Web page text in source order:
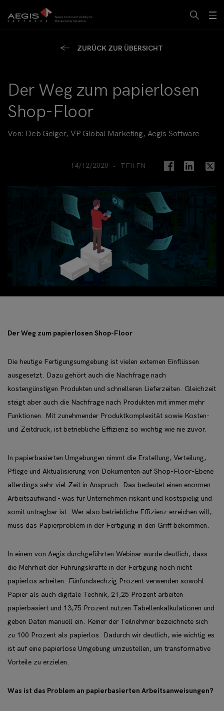
ZURÜCK ZUR ÜBERSICHT
Der Weg zum papierlosen
Shop-Floor
Von: Deb Geiger, VP Global Marketing, Aegis Software
TEILEN:
14/12/2020
Der Weg zum papierlosen Shop-Floor
Die heutige Fertigungsumgebung ist vielen externen Einflüssen
ausgesetzt. Dazu gehört auch die Nachfrage nach
kostengünstigen Produkten und schnelleren Lieferzeiten. Gleichzeit
steigt aber auch die Nachfrage nach Produkten mit immer mehr
Funktionen. Mit zunehmender Produktkomplexität sowie Kosten-
und Zeitdruck, ist betriebliche Effizienz so wichtig wie nie zuvor.
In papierbasierten Umgebungen nimmt die Erstellung, Verteilung,
Pflege und Aktualisierung von Dokumenten auf Shop-Floor-Ebene
allerdings sehr viel Zeit in Anspruch. Das bedeutet einen enormen
Arbeitsaufwand - was für Unternehmen riskant und kostspielig und
somit untragbar ist. Wer also betriebliche Effizienz erreichen will,
muss das Papierproblem in der Fertigung in den Griff bekommen.
In einem von Aegis durchgeführten Webinar wurde deutlich, dass
die Mehrheit der Führungskräfte in der Fertigung noch nicht
papierlos arbeiten. Fünfundsechzig Prozent verwenden sowohl
Papier als auch digitale Technik, 21,25 Prozent arbeiten
papierbasiert und 13,75 Prozent nutzen Tabellenkalkulationen und
geben Daten manuell ein. Keiner der Teilnehmer bezeichnete sich
zu 100 Prozent als papierlos. Dadurch wir deutlich, wie wichtig es
ist auf eine papierlose Umgebung umzustellen, um transformative
Vorteile zu erzielen.
Was ist das Problem an papierbasierten Arbeitsanweisungen?